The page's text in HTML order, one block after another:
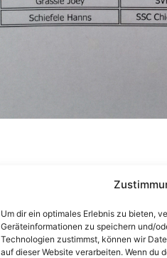
Um dir ein optimales Erlebnis zu bieten,
Geräteinformationen zu speichern und/
Technologien zustimmst, können wir
auf dieser Website verarbeiten. Wenn du